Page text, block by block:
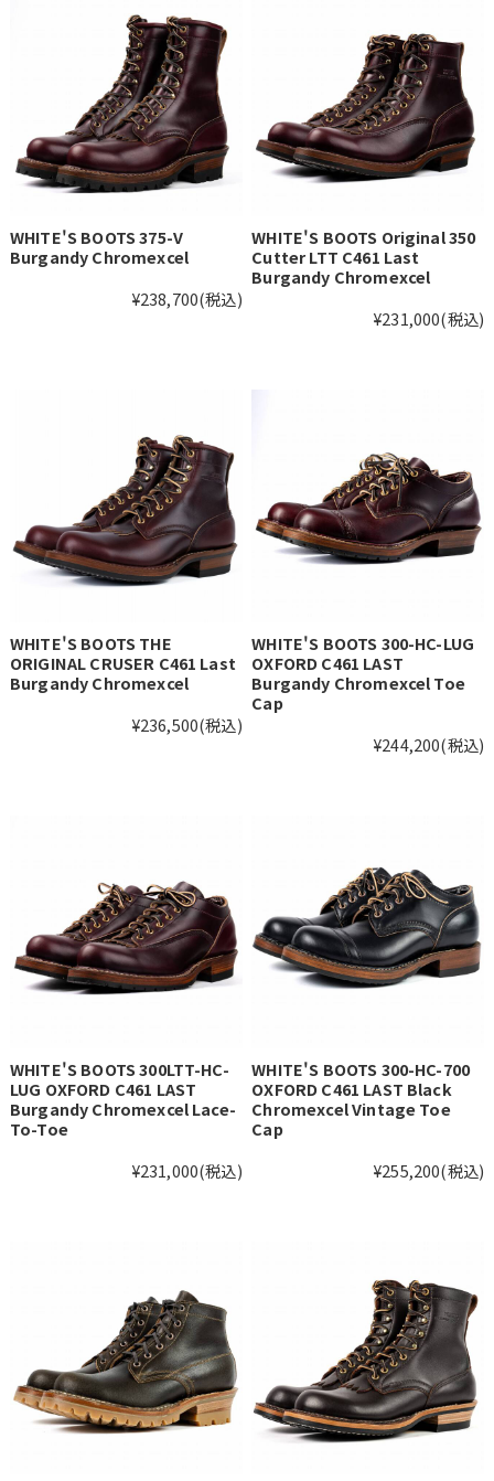
WHITE'S BOOTS 375-V
Burgandy Chromexcel
¥238,700(税込)
WHITE'S BOOTS Original 350
Cutter LTT C461 Last
Burgandy Chromexcel
¥231,000(税込)
WHITE'S BOOTS THE
ORIGINAL CRUSER C461 Last
Burgandy Chromexcel
¥236,500(税込)
WHITE'S BOOTS 300-HC-LUG
OXFORD C461 LAST
Burgandy Chromexcel Toe
Cap
¥244,200(税込)
WHITE'S BOOTS 300LTT-HC-
LUG OXFORD C461 LAST
Burgandy Chromexcel Lace-
To-Toe
¥231,000(税込)
WHITE'S BOOTS 300-HC-700
OXFORD C461 LAST Black
Chromexcel Vintage Toe
Cap
¥255,200(税込)